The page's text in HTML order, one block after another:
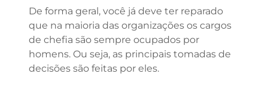
De forma geral, você já deve ter reparado
que na maioria das organizações os cargos
de chefia são sempre ocupados por
homens. Ou seja, as principais tomadas de
decisões são feitas por eles.